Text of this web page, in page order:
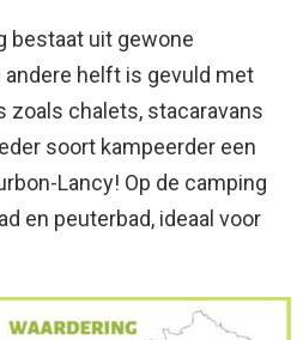
bestaat uit gewone
helft is gevuld met
chalets, stacaravans
soort kampeerder een
Lancy! Op de camping
en peuterbad, ideaal voor